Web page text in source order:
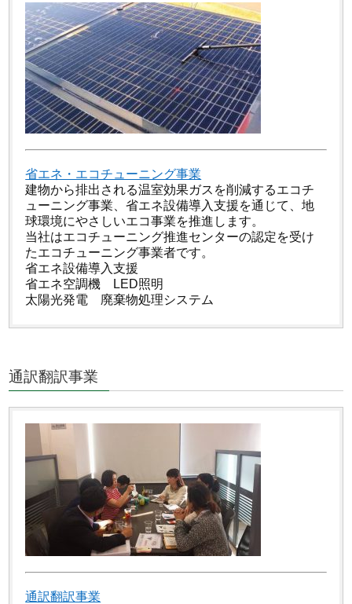
省エネ・エコチューニング事業
建物から排出される温室効果ガスを削減するエコチ
ューニング事業、省エネ設備導入支援を通じて、地
球環境にやさしいエコ事業を推進します。
当社はエコチューニング推進センターの認定を受け
たエコチューニング事業者です。
省エネ設備導入支援
省エネ空調機 LED照明
太陽光発電 廃棄物処理システム
通訳翻訳事業
通訳翻訳事業